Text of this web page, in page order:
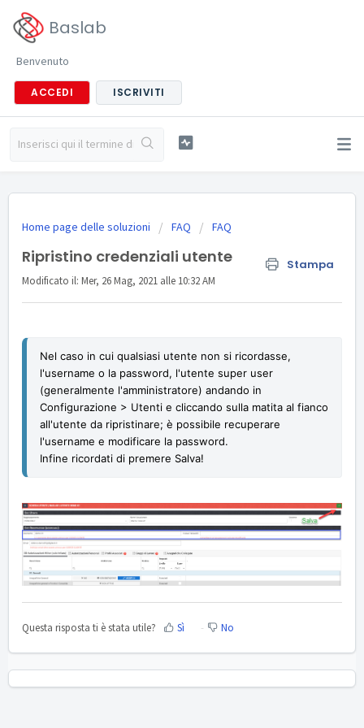
Baslab
Benvenuto
ACCEDI ISCRIVITI
Home page delle soluzioni FAQ FAQ
Ripristino credenziali utente Stampa
Modificato il: Mer, 26 Mag, 2021 alle 10:32 AM
Nel caso in cui qualsiasi utente non si ricordasse,
l'username o la password, l'utente super user
(generalmente l'amministratore) andando in
Configurazione > Utenti e cliccando sulla matita al fianco
all'utente da ripristinare; è possibile recuperare
l'username e modificare la password.
Infine ricordati di premere Salva!
Questa risposta ti è stata utile? Sì No